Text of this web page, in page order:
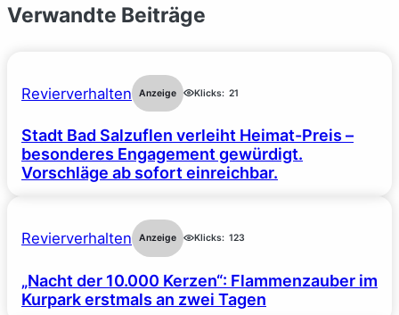
Verwandte Beiträge
Revierverhalten Anzeige Klicks: 21
Stadt Bad Salzuflen verleiht Heimat-Preis –
besonderes Engagement gewürdigt.
Vorschläge ab sofort einreichbar.
Revierverhalten Anzeige Klicks: 123
„Nacht der 10.000 Kerzen“: Flammenzauber im
Kurpark erstmals an zwei Tagen